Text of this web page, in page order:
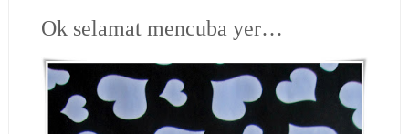
Ok selamat mencuba yer…